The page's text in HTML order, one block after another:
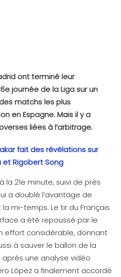
ont terminé leur
journée de la Liga sur un
matchs les plus
en Espagne. Mais il y a
liées à l’arbitrage.
fait des révélations sur
et Rigobert Song
la 21e minute, suivi de près
a doublé l’avantage de
mi-temps. Le tir du Français
a été repoussé par le
effort considérable, donnant
à sauver le ballon de la
une analyse vidéo
López a finalement accordé